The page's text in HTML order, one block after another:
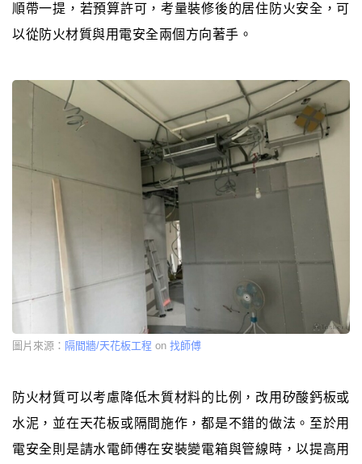
順帶一提，若預算許可，考量裝修後的居住防火安全，可
以從防火材質與用電安全兩個方向著手。
圖片來源： 隔間牆/天花板工程 on 找師傅
防火材質可以考慮降低木質材料的比例，改用矽酸鈣板或
水泥，並在天花板或隔間施作，都是不錯的做法。至於用
電安全則是請水電師傅在安裝變電箱與管線時，以提高用